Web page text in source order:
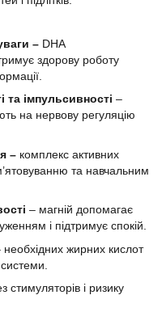
– DHA
здорову роботу
та імпульсивності –
на нервову регуляцію
– комплекс активних
та навчальним
– магній допомагає
і підтримує спокій.
необхідних жирних кислот
стимуляторів і ризику